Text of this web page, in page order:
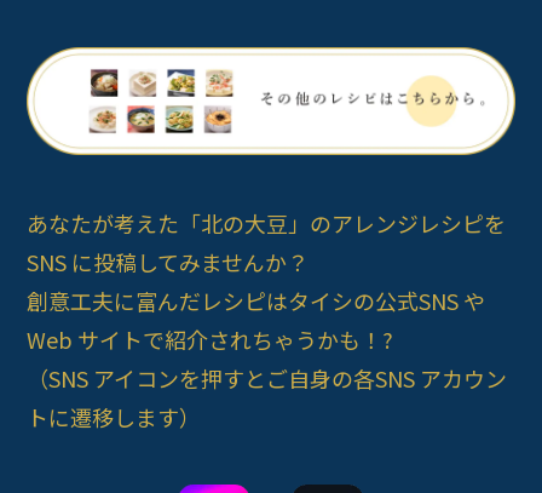
あなたが考えた「北の大豆」のアレンジレシピを
SNS に投稿してみませんか？
創意工夫に富んだレシピはタイシの公式SNS や
Web サイトで紹介されちゃうかも！?
（SNS アイコンを押すとご自身の各SNS アカウン
トに遷移します）